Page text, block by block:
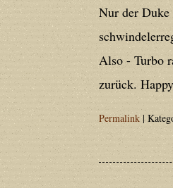
Deprecated:
deprecated in/
line210
Deprecated :
deprecated in/
line212
Nur der
Also - Turbo
zurück.
Permalink|